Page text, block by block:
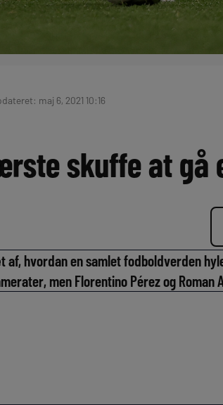
maj 6, 2021 10:16
skuffe at gå
hvordan en samlet fodboldverden
men Florentino Pérez og